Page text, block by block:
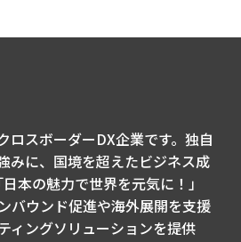
ロスボーダーDX企業です。独自
みに、国境を超えたビジネス成
本の魅力で世界を元気に！」
バウンド促進や海外展開を支援
ィングソリューションを提供